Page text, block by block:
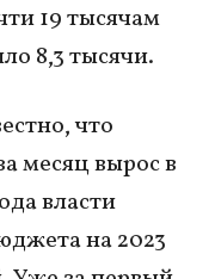
19 тысячам
8,3 тысячи.
что
месяц вырос в
власти
на 2023